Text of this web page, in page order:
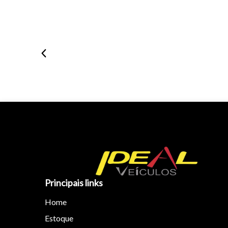
Principais links
Home
Estoque